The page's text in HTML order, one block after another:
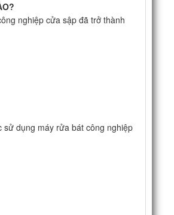
nghiệp cửa sập đã trở thành
sử dụng máy rửa bát công nghiệp